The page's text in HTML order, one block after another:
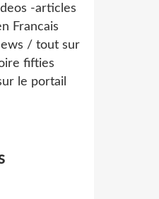
-articles
Francais
/ tout sur
fifties
le portail